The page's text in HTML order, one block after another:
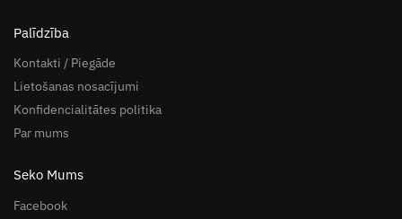
Palīdzība
Kontakti / Piegāde
Lietošanas nosacījumi
Konfidencialitātes politika
Par mums
Seko Mums
Facebook